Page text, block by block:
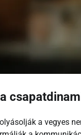
a vegyes